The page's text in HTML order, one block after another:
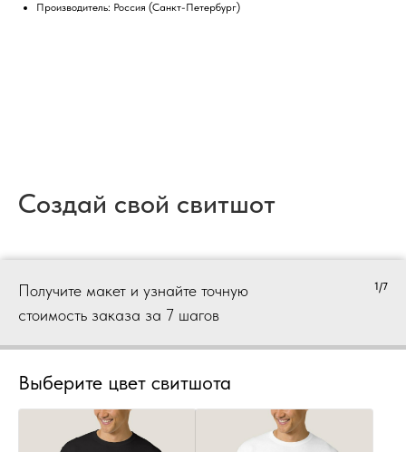
Производитель: Россия (Санкт-Петербург)
Создай свой свитшот
Получите макет и узнайте точную
стоимость заказа за 7 шагов
1/7
Выберите цвет свитшота